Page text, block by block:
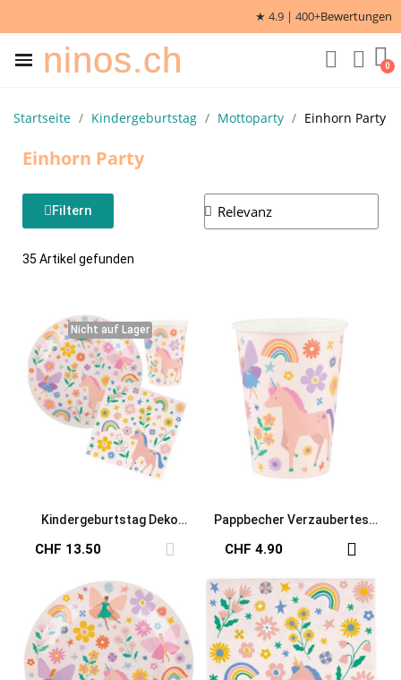
★ 4.9 | 400+Bewertungen
ninos.ch
Startseite Kindergeburtstag Mottoparty Einhorn Party
Einhorn Party
Filtern
35 Artikel gefunden
Nicht auf Lager
Nicht auf Lager
Kindergeburtstag Deko
CHF 13.50
Pappbecher Verzaubertes
CHF 4.90